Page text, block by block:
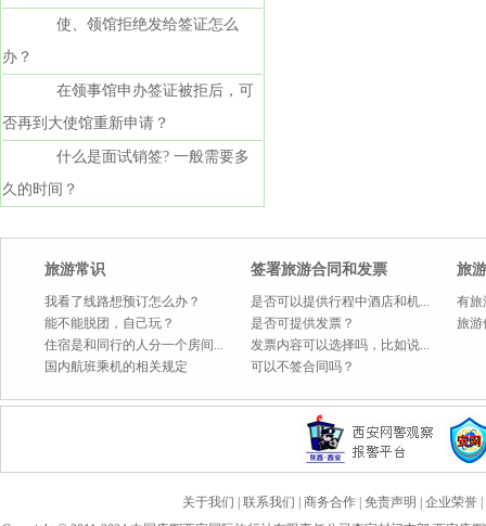
使、领馆拒绝发给签证怎么
办？
在领事馆申办签证被拒后，可
否再到大使馆重新申请？
什么是面试销签? 一般需要多
久的时间？
旅游常识
我看了线路想预订怎么办？
能不能脱团，自己玩？
住宿是和同行的人分一个房间...
国内航班乘机的相关规定
签署旅游合同和发票
是否可以提供行程中酒店和机...
是否可提供发票？
发票内容可以选择吗，比如说...
可以不签合同吗？
旅
有旅
旅游
关于我们 联系我们 商务合作 免责声明 企业荣誉